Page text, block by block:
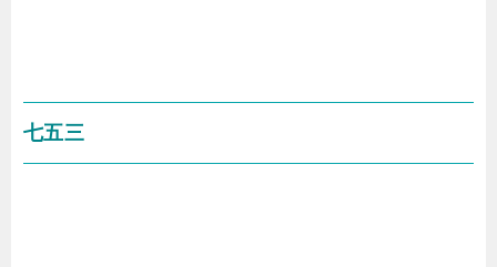
七五三